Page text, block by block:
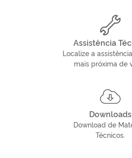
Assistência
Localize a
mais próxima de
Downloads
Download de
Técnicos.